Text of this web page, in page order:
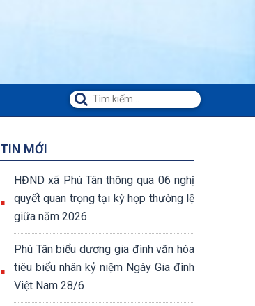
TIN MỚI
HĐND xã Phú Tân thông qua 06 nghị
quyết quan trọng tại kỳ họp thường lệ
giữa năm 2026
Phú Tân biểu dương gia đình văn hóa
tiêu biểu nhân kỷ niệm Ngày Gia đình
Việt Nam 28/6